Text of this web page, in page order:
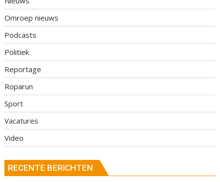
Omroep nieuws
Podcasts
Politiek
Reportage
Roparun
Sport
Vacatures
Video
RECENTE BERICHTEN